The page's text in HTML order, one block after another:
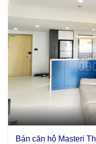
Bán căn hộ Masteri